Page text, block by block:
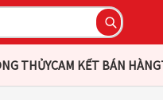
THỦYCAM KẾT BÁN HÀNG